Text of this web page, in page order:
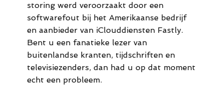
storing werd veroorzaakt door een
softwarefout bij het Amerikaanse bedrijf
en aanbieder van iClouddiensten Fastly.
Bent u een fanatieke lezer van
buitenlandse kranten, tijdschriften en
televisiezenders, dan had u op dat moment
echt een probleem.